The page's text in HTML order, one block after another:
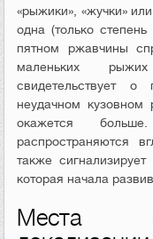
«рыжики», «жучки»
одна (только
пятном ржавчины
маленьких
свидетельствует
неудачном
окажется
распространяются
также
которая начала
Места